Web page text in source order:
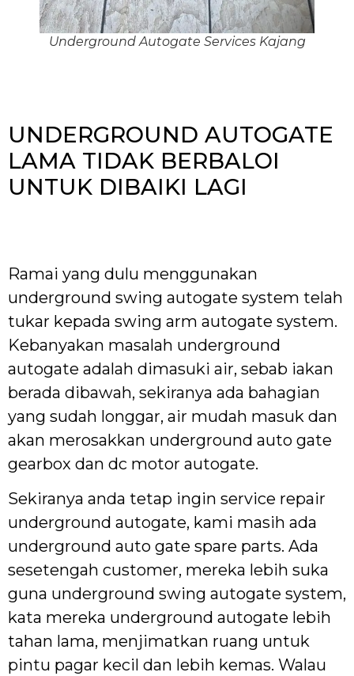
Underground Autogate Services Kajang
UNDERGROUND AUTOGATE
LAMA TIDAK BERBALOI
UNTUK DIBAIKI LAGI
Ramai yang dulu menggunakan
underground swing autogate system telah
tukar kepada swing arm autogate system.
Kebanyakan masalah underground
autogate adalah dimasuki air, sebab iakan
berada dibawah, sekiranya ada bahagian
yang sudah longgar, air mudah masuk dan
akan merosakkan underground auto gate
gearbox dan dc motor autogate.
Sekiranya anda tetap ingin service repair
underground autogate, kami masih ada
underground auto gate spare parts. Ada
sesetengah customer, mereka lebih suka
guna underground swing autogate system,
kata mereka underground autogate lebih
tahan lama, menjimatkan ruang untuk
pintu pagar kecil dan lebih kemas. Walau